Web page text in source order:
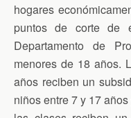
y
hogares
puntos de corte de
Departamento de
menores de 18 años.
años reciben un
niños entre 7 y 17